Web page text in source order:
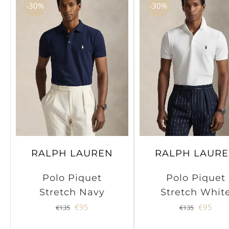
-30%
RALPH LAUREN
Polo Piquet
Stretch Navy
€135 Il
€95Il
-30%
RALPH
Polo Piquet
Stretch
€135 Il
€95Il